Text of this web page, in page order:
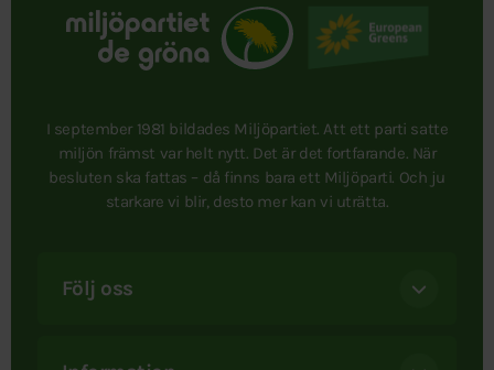
I september 1981 bildades Miljöpartiet. Att ett parti satte
miljön främst var helt nytt. Det är det fortfarande. När
besluten ska fattas – då finns bara ett Miljöparti. Och ju
starkare vi blir, desto mer kan vi uträtta.
Följ oss